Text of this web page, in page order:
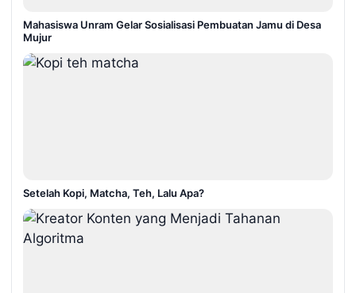
Mahasiswa Unram Gelar Sosialisasi Pembuatan Jamu di Desa
Mujur
Setelah Kopi, Matcha, Teh, Lalu Apa?